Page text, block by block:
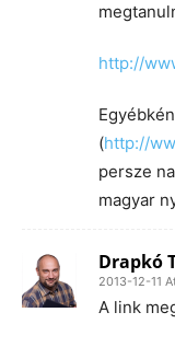
http://
(http://
persze
magyar
Drapkó
2013-12-11
A link